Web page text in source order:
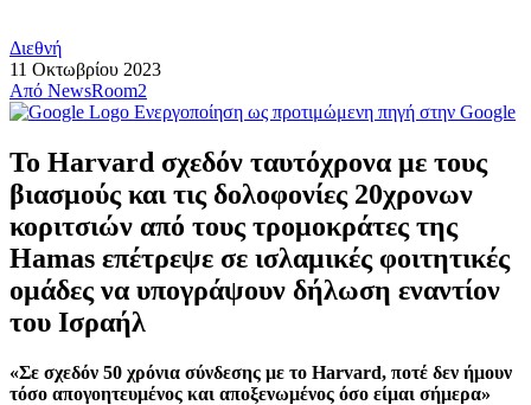
Διεθνή
11 Οκτωβρίου 2023
Από NewsRoom2
Ενεργοποίηση ως προτιμώμενη πηγή στην Google
To Harvard σχεδόν ταυτόχρονα με τους
βιασμούς και τις δολοφονίες 20χρονων
κοριτσιών από τους τρομοκράτες της
Hamas επέτρεψε σε ισλαμικές φοιτητικές
ομάδες να υπογράψουν δήλωση εναντίον
του Ισραήλ
«Σε σχεδόν 50 χρόνια σύνδεσης με το Harvard, ποτέ δεν ήμουν
τόσο απογοητευμένος και αποξενωμένος όσο είμαι σήμερα»